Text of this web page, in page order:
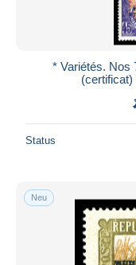
* Variétés. Nos
(certificat)
Status
Neu